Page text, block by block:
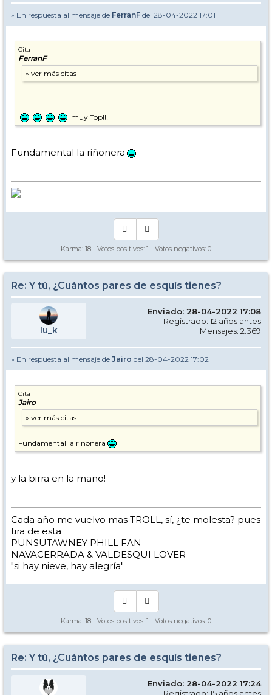
» En respuesta al mensaje de FerranF del 28-04-2022 17:01
Cita
FerranF
muy Top!!!
Fundamental la riñonera
Karma: 18 - Votos positivos: 1 - Votos negativos: 0
Re: Y tú, ¿Cuántos pares de esquís tienes?
lu_k
Enviado: 28-04-2022 17:08
Registrado: 12 años antes
Mensajes: 2.369
» En respuesta al mensaje de Jairo del 28-04-2022 17:02
Cita
Jairo
Fundamental la riñonera
y la birra en la mano!
Cada año me vuelvo mas TROLL, sí, ¿te molesta? pues
tira de esta
PUNSUTAWNEY PHILL FAN
NAVACERRADA & VALDESQUI LOVER
"si hay nieve, hay alegría"
Karma: 18 - Votos positivos: 1 - Votos negativos: 0
Re: Y tú, ¿Cuántos pares de esquís tienes?
Enviado: 28-04-2022 17:24